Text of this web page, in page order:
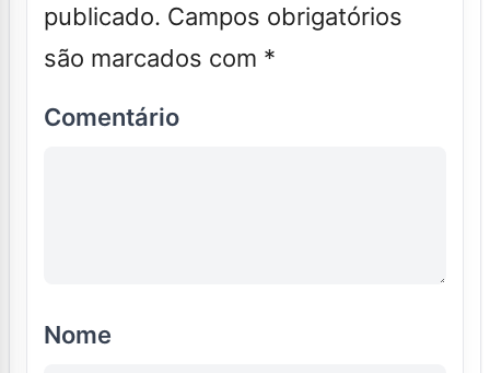
publicado. Campos obrigatórios
são marcados com *
Comentário
Nome